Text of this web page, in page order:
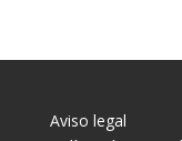
Aviso legal